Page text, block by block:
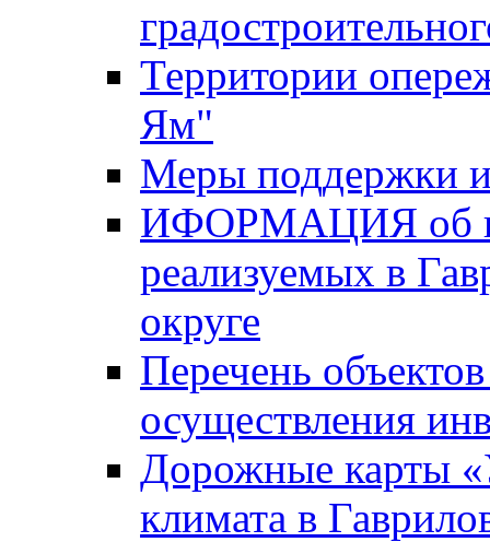
Территории
Ям"
Меры поддержки
ИФОРМАЦИЯ об
реализуемых в
округе
Перечень
осуществления
Дорожные карты
климата в